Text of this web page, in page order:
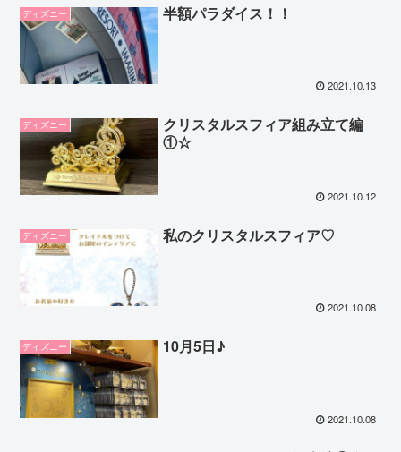
ディズニー 半額パラダイス！！
2021.10.13
ディズニー
クリスタルスフィア組み立て編
①☆
2021.10.12
ディズニー 私のクリスタルスフィア♡
2021.10.08
ディズニー 10月5日♪
2021.10.08